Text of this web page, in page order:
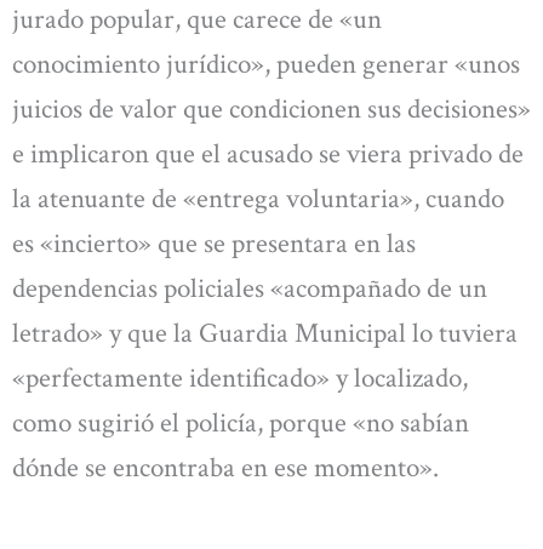
jurado popular, que carece de «un
conocimiento jurídico», pueden generar «unos
juicios de valor que condicionen sus decisiones»
e implicaron que el acusado se viera privado de
la atenuante de «entrega voluntaria», cuando
es «incierto» que se presentara en las
dependencias policiales «acompañado de un
letrado» y que la Guardia Municipal lo tuviera
«perfectamente identificado» y localizado,
como sugirió el policía, porque «no sabían
dónde se encontraba en ese momento».